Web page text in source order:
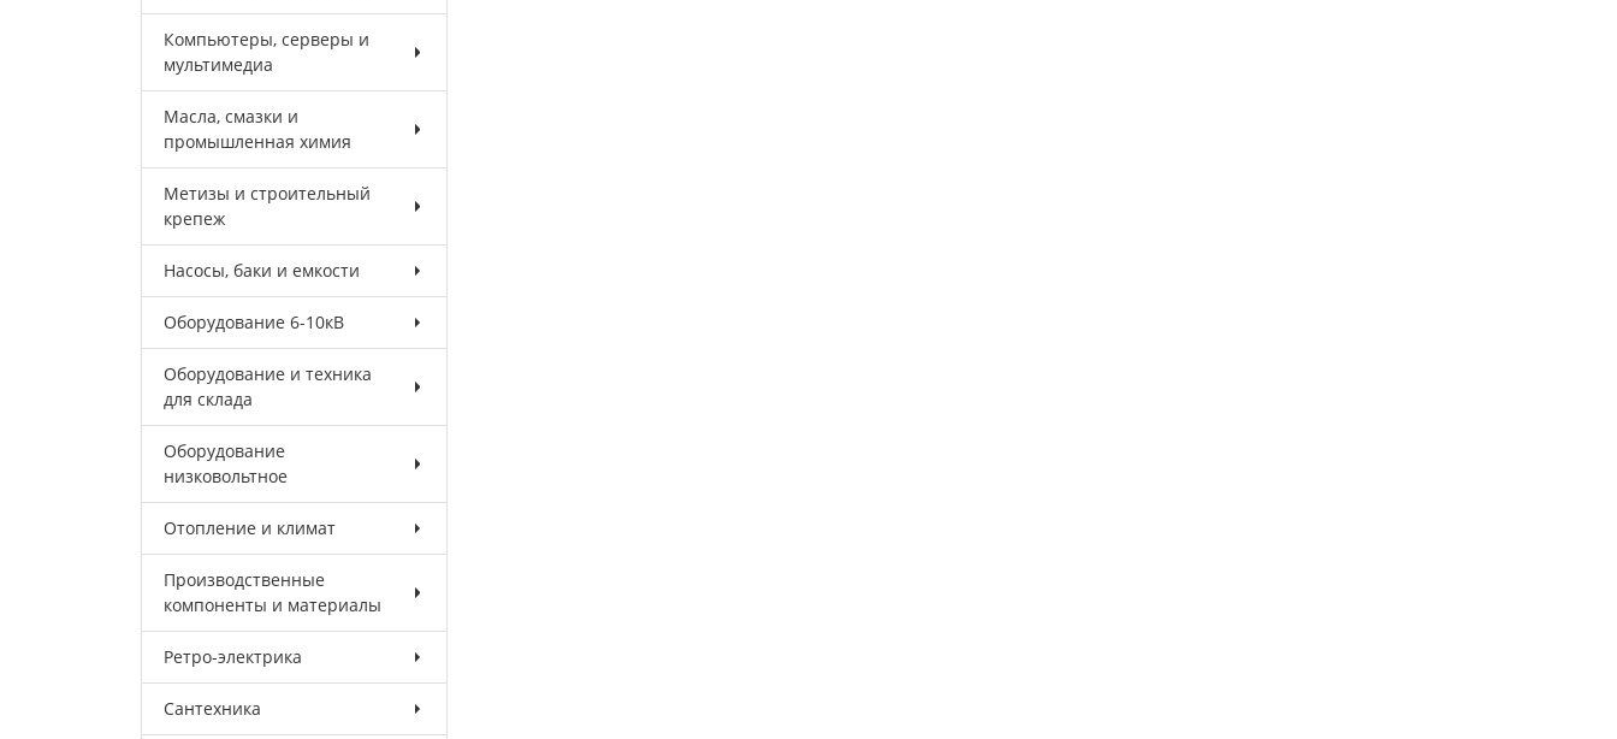
Компьютеры, серверы и
мультимедиа
Масла, смазки и
промышленная химия
Метизы и строительный
крепеж
Насосы, баки и емкости
Оборудование 6-10кВ
Оборудование и техника
для склада
Оборудование
низковольтное
Отопление и климат
Производственные
компоненты и материалы
Ретро-электрика
Сантехника